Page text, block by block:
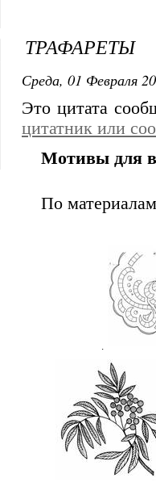
ТРАФАРЕТЫ
Среда, 01 Февраля
Это цитата
цитатник или
Мотивы для
По
.